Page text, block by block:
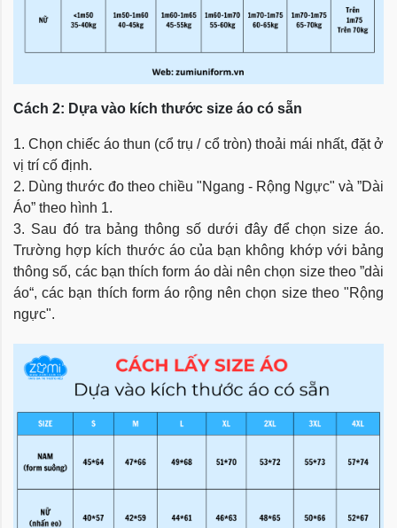
Cách 2: Dựa vào kích thước size áo có sẵn
1. Chọn chiếc áo thun (cổ trụ / cổ tròn) thoải mái nhất, đặt ở
vị trí cố định.
2. Dùng thước đo theo chiều "Ngang - Rộng Ngực" và ”Dài
Áo” theo hình 1.
3. Sau đó tra bảng thông số dưới đây để chọn size áo.
Trường hợp kích thước áo của bạn không khớp với bảng
thông số, các bạn thích form áo dài nên chọn size theo ”dài
áo“, các bạn thích form áo rộng nên chọn size theo "Rộng
ngực".